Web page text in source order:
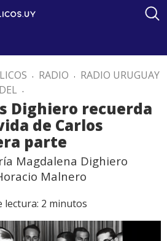
. RADIO . RADIO URUGUAY
.
Dighiero recuerda
de Carlos
parte
Magdalena Dighiero
Malnero
lectura: 2 minutos